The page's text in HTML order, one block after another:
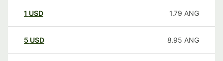
1 USD 1.79 ANG
5 USD 8.95 ANG